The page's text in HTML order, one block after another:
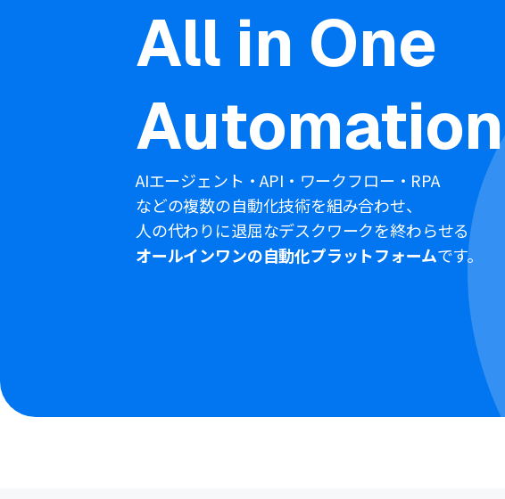
All in One
Automation
AIエージェント・API・ワークフロー・RPA
などの複数の自動化技術を組み合わせ、
人の代わりに退屈なデスクワークを終わらせる
オールインワンの自動化プラットフォームです。